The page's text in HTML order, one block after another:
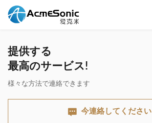
提供する
最高のサービス!
様々な方法で連絡できます
今連絡してください